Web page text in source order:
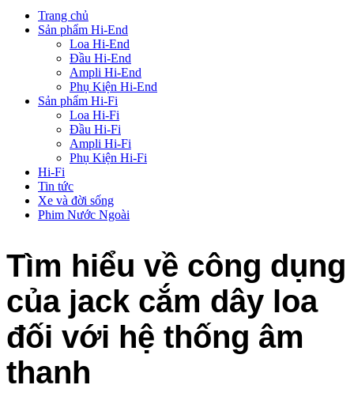
Trang chủ
Sản phẩm Hi-End
Loa Hi-End
Đầu Hi-End
Ampli Hi-End
Phụ Kiện Hi-End
Sản phẩm Hi-Fi
Loa Hi-Fi
Đầu Hi-Fi
Ampli Hi-Fi
Phụ Kiện Hi-Fi
Hi-Fi
Tin tức
Xe và đời sống
Phim Nước Ngoài
Tìm hiểu về công dụng
của jack cắm dây loa
đối với hệ thống âm
thanh